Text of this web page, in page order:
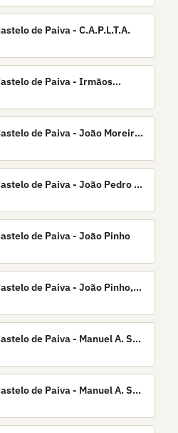
de Paiva - C.A.P.L.T.A.
de Paiva - Irmãos
de Paiva - João Moreira,
de Paiva - João Pedro R.
de Paiva - João Pinho
de Paiva - João Pinho,
de Paiva - Manuel A. S.
de Paiva - Manuel A. S.